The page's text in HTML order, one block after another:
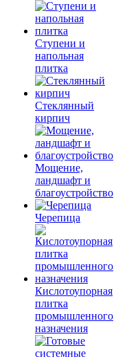
Ступени и
напольная
плитка
Cтеклянный
кирпич
Мощение,
ландшафт и
благоустройство
Черепица
Кислотоупорная
плитка
промышленного
назначения